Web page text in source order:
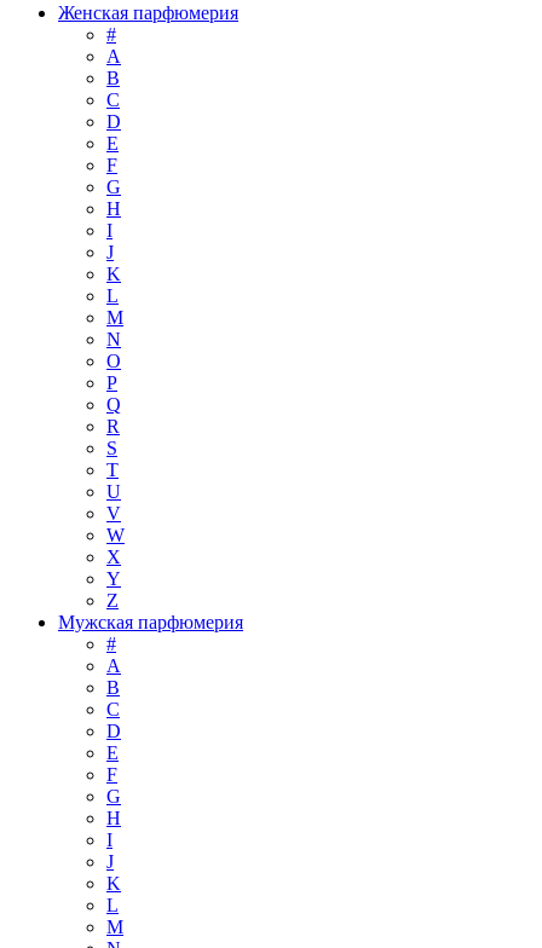
Женская парфюмерия
#
А
B
C
D
E
F
G
H
I
J
K
L
M
N
O
P
Q
R
S
T
U
V
W
X
Y
Z
Мужская парфюмерия
#
A
B
C
D
E
F
G
H
I
J
K
L
M